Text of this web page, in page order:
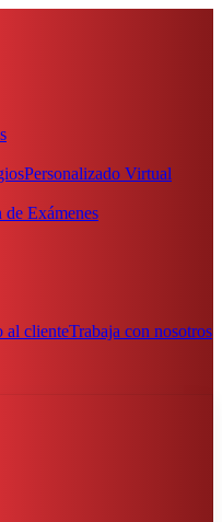
Personalizado Virtual
de Exámenes
al clienteTrabaja con nosotros